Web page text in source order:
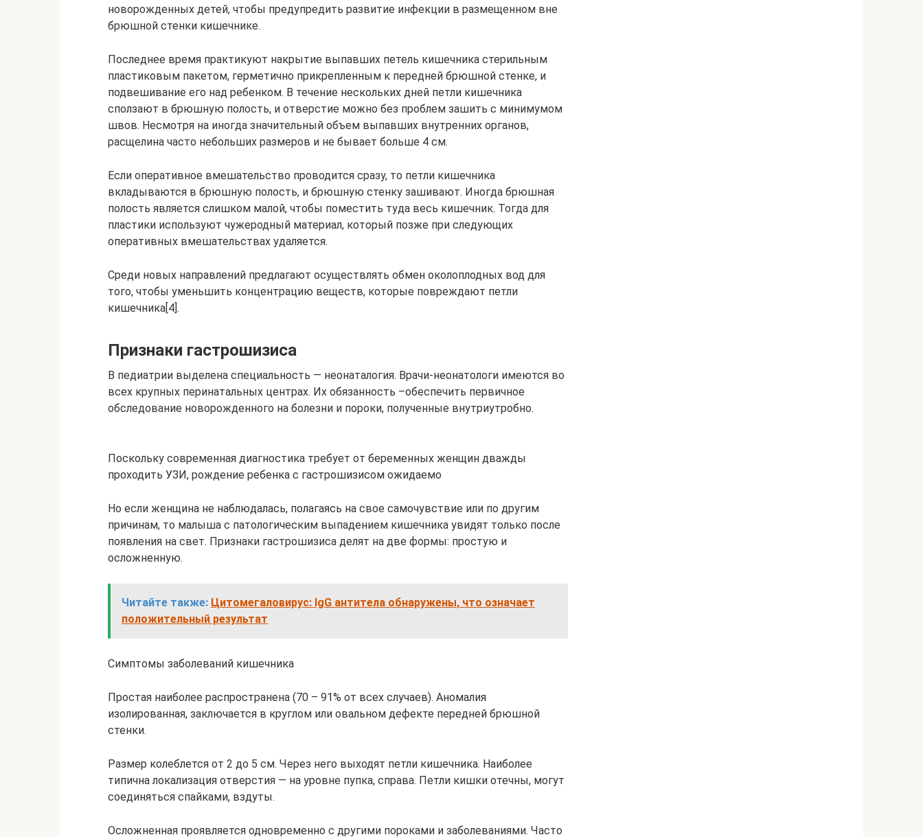
новорожденных детей, чтобы предупредить развитие инфекции в размещенном вне
брюшной стенки кишечнике.
Последнее время практикуют накрытие выпавших петель кишечника стерильным
пластиковым пакетом, герметично прикрепленным к передней брюшной стенке, и
подвешивание его над ребенком. В течение нескольких дней петли кишечника
сползают в брюшную полость, и отверстие можно без проблем зашить с минимумом
швов. Несмотря на иногда значительный объем выпавших внутренних органов,
расщелина часто небольших размеров и не бывает больше 4 см.
Если оперативное вмешательство проводится сразу, то петли кишечника
вкладываются в брюшную полость, и брюшную стенку зашивают. Иногда брюшная
полость является слишком малой, чтобы поместить туда весь кишечник. Тогда для
пластики используют чужеродный материал, который позже при следующих
оперативных вмешательствах удаляется.
Среди новых направлений предлагают осуществлять обмен околоплодных вод для
того, чтобы уменьшить концентрацию веществ, которые повреждают петли
кишечника[4].
Признаки гастрошизиса
В педиатрии выделена специальность — неонаталогия. Врачи-неонатологи имеются во
всех крупных перинатальных центрах. Их обязанность –обеспечить первичное
обследование новорожденного на болезни и пороки, полученные внутриутробно.
Поскольку современная диагностика требует от беременных женщин дважды
проходить УЗИ, рождение ребенка с гастрошизисом ожидаемо
Но если женщина не наблюдалась, полагаясь на свое самочувствие или по другим
причинам, то малыша с патологическим выпадением кишечника увидят только после
появления на свет. Признаки гастрошизиса делят на две формы: простую и
осложненную.
Читайте также: Цитомегаловирус: IgG антитела обнаружены, что означает
положительный результат
Симптомы заболеваний кишечника
Простая наиболее распространена (70 – 91% от всех случаев). Аномалия
изолированная, заключается в круглом или овальном дефекте передней брюшной
стенки.
Размер колеблется от 2 до 5 см. Через него выходят петли кишечника. Наиболее
типична локализация отверстия — на уровне пупка, справа. Петли кишки отечны, могут
соединяться спайками, вздуты.
Осложненная проявляется одновременно с другими пороками и заболеваниями. Часто